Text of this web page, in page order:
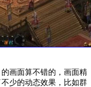
画面算不错的，画面精
少的动态效果，比如群